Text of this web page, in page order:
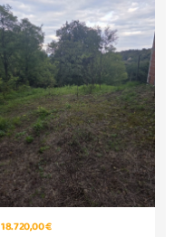
18.720,00 €